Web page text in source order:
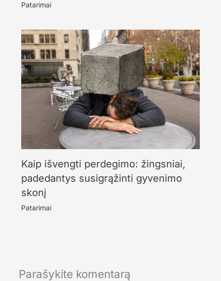
Patarimai
Kaip išvengti perdegimo: žingsniai,
padedantys susigrąžinti gyvenimo
skonį
Patarimai
Parašykite komentarą